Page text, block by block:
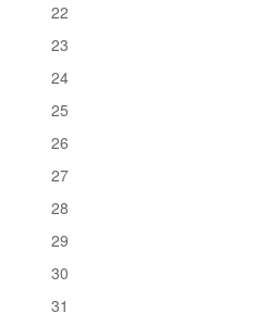
22
23
24
25
26
27
28
29
30
31